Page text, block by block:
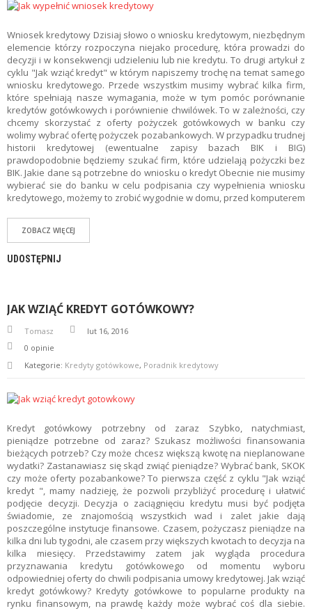
Wniosek kredytowy Dzisiaj słowo o wniosku kredytowym, niezbędnym
elemencie którzy rozpoczyna niejako procedurę, która prowadzi do
decyzji i w konsekwencji udzieleniu lub nie kredytu. To drugi artykuł z
cyklu "Jak wziąć kredyt" w którym napiszemy trochę na temat samego
wniosku kredytowego. Przede wszystkim musimy wybrać kilka firm,
które spełniają nasze wymagania, może w tym pomóc porównanie
kredytów gotówkowych i porównienie chwilówek. To w zależności, czy
chcemy skorzystać z oferty pożyczek gotówkowych w banku czy
wolimy wybrać ofertę pożyczek pozabankowych. W przypadku trudnej
historii kredytowej (ewentualne zapisy bazach BIK i BIG)
prawdopodobnie będziemy szukać firm, które udzielają pożyczki bez
BIK. Jakie dane są potrzebne do wniosku o kredyt Obecnie nie musimy
wybierać sie do banku w celu podpisania czy wypełnienia wniosku
kredytowego, możemy to zrobić wygodnie w domu, przed komputerem
ZOBACZ WIĘCEJ
UDOSTĘPNIJ
JAK WZIĄĆ KREDYT GOTÓWKOWY?
Tomasz
lut 16, 2016
0 opinie
Kategorie: Kredyty gotówkowe, Poradnik kredytowy
Kredyt gotówkowy potrzebny od zaraz Szybko, natychmiast,
pieniądze potrzebne od zaraz? Szukasz możliwości finansowania
bieżących potrzeb? Czy może chcesz większą kwotę na nieplanowane
wydatki? Zastanawiasz się skąd zwiąć pieniądze? Wybrać bank, SKOK
czy może oferty pozabankowe? To pierwsza część z cyklu "Jak wziąć
kredyt ", mamy nadzieję, że pozwoli przybliżyć procedurę i ułatwić
podjęcie decyzji. Decyzja o zaciągnięciu kredytu musi być podjęta
świadomie, ze znajomością wszystkich wad i zalet jakie dają
poszczególne instytucje finansowe. Czasem, pożyczasz pieniądze na
kilka dni lub tygodni, ale czasem przy większych kwotach to decyzja na
kilka miesięcy. Przedstawimy zatem jak wygląda procedura
przyznawania kredytu gotówkowego od momentu wyboru
odpowiedniej oferty do chwili podpisania umowy kredytowej. Jak wziąć
kredyt gotówkowy? Kredyty gotówkowe to popularne produkty na
rynku finansowym, na prawdę każdy może wybrać coś dla siebie.